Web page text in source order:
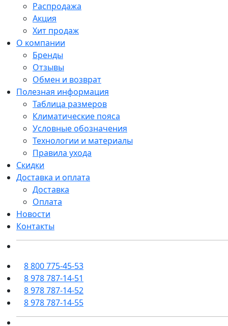
Распродажа
Акция
Хит продаж
О компании
Бренды
Отзывы
Обмен и возврат
Полезная информация
Таблица размеров
Климатические пояса
Условные обозначения
Технологии и материалы
Правила ухода
Скидки
Доставка и оплата
Доставка
Оплата
Новости
Контакты
8 800 775-45-53
8 978 787-14-51
8 978 787-14-52
8 978 787-14-55